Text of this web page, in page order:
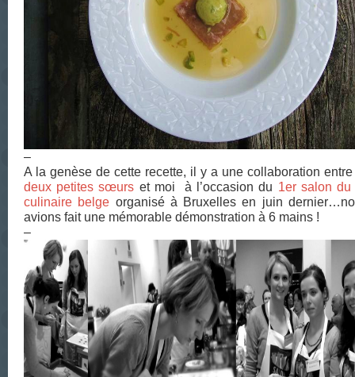
–
A la genèse de cette recette, il y a une collaboration
deux petites sœurs et moi à l’occasion du 1ersalon du
culinaire belge organisé à Bruxelles en juin
avions fait une mémorable démonstration à 6 mains !
–